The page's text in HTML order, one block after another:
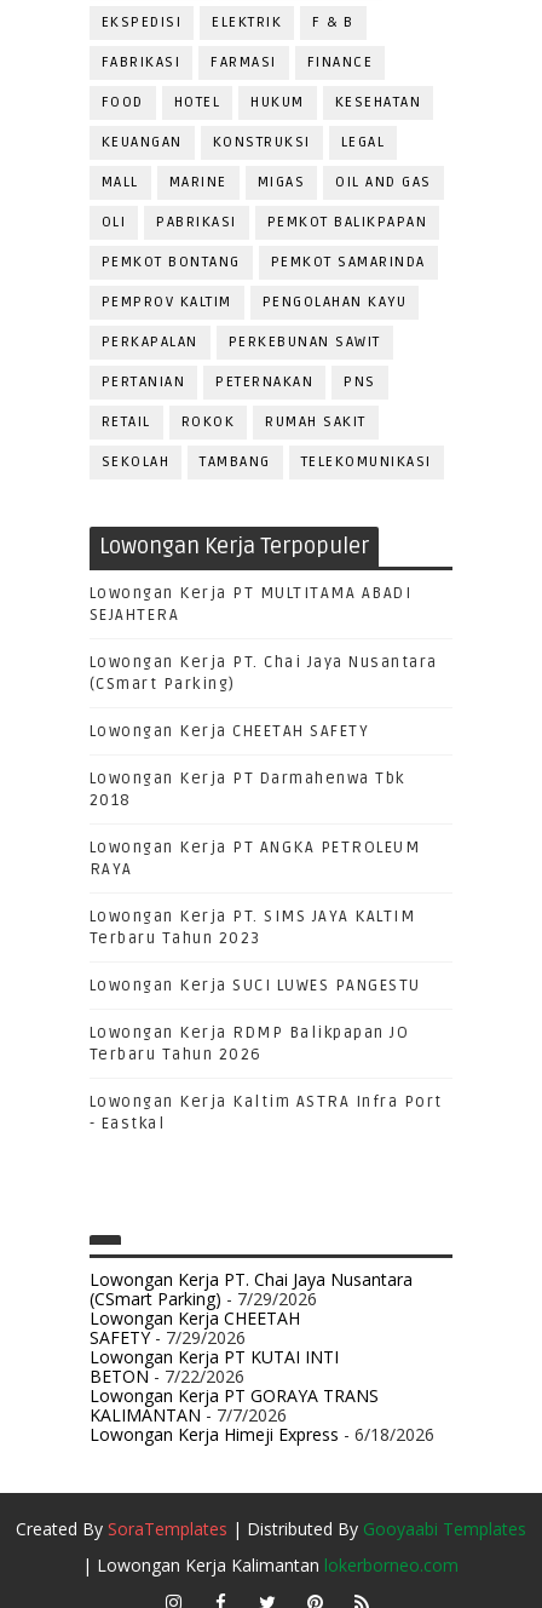
EKSPEDISI ELEKTRIK F & B
FABRIKASI FARMASI FINANCE
FOOD HOTEL HUKUM KESEHATAN
KEUANGAN KONSTRUKSI LEGAL
MALL MARINE MIGAS OIL AND GAS
OLI PABRIKASI PEMKOT BALIKPAPAN
PEMKOT BONTANG PEMKOT SAMARINDA
PEMPROV KALTIM PENGOLAHAN KAYU
PERKAPALAN PERKEBUNAN SAWIT
PERTANIAN PETERNAKAN PNS
RETAIL ROKOK RUMAH SAKIT
SEKOLAH TAMBANG TELEKOMUNIKASI
Lowongan Kerja Terpopuler
Lowongan Kerja PT MULTITAMA ABADI
SEJAHTERA
Lowongan Kerja PT. Chai Jaya Nusantara
(CSmart Parking)
Lowongan Kerja CHEETAH SAFETY
Lowongan Kerja PT Darmahenwa Tbk
2018
Lowongan Kerja PT ANGKA PETROLEUM
RAYA
Lowongan Kerja PT. SIMS JAYA KALTIM
Terbaru Tahun 2023
Lowongan Kerja SUCI LUWES PANGESTU
Lowongan Kerja RDMP Balikpapan JO
Terbaru Tahun 2026
Lowongan Kerja Kaltim ASTRA Infra Port
- Eastkal
Lowongan Kerja PT. Chai Jaya Nusantara
(CSmart Parking) - 7/29/2026
Lowongan Kerja CHEETAH
SAFETY- 7/29/2026
Lowongan Kerja PT KUTAI INTI
BETON- 7/22/2026
Lowongan Kerja PT GORAYA TRANS
KALIMANTAN- 7/7/2026
Lowongan Kerja Himeji Express - 6/18/2026
Created By SoraTemplates | Distributed By Gooyaabi Templates
| Lowongan Kerja Kalimantan lokerborneo.com